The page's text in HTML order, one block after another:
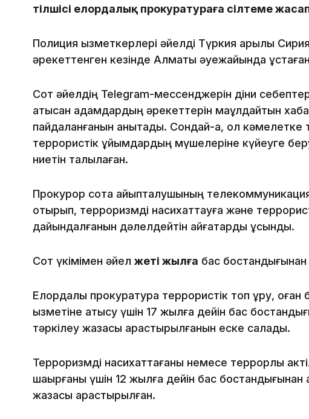
тілшісі елордалық прокуратураға сілтеме
Полиция қызметкерлері әйелді Түркия арқылы
әрекеттенген кезінде Алматы әуежайында
Сот әйелдің Telegram-мессенджерін діни
қатысқан адамдардың әрекеттерін мақұлдайтын
пайдаланғанын анықтады. Сондай-ақ, ол кәмелетке
террористік ұйымдардың мүшелеріне күйеуге
ниетін талқылаған.
Прокурор сотқа айыпталушының
отырып, терроризмді насихаттауға және
дайындалғанын дәлелдейтін айғақтарды ұсынды.
Сот үкімімен әйел жеті жылға бас
Елордалық прокуратура террористік топ құру,
қызметіне қатысу үшін 17 жылға дейін бас
тәркілеу жазасы қарастырылғанын еске салады.
Терроризмді насихаттағаны немесе террорлық
шақырғаны үшін 12 жылға дейін бас
жазасы қарастырылған.